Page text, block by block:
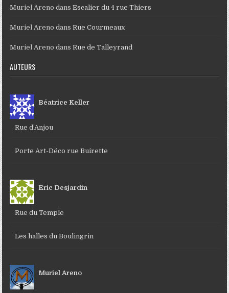
Muriel Areno dansEscalier du 4 rue Thiers
Muriel Areno dansRue Courmeaux
Muriel Areno dansRue de Talleyrand
AUTEURS
Béatrice Keller
Rue d’Anjou
Porte Art-Déco rue Buirette
Eric Desjardin
Rue du Temple
Les halles du Boulingrin
Muriel Areno